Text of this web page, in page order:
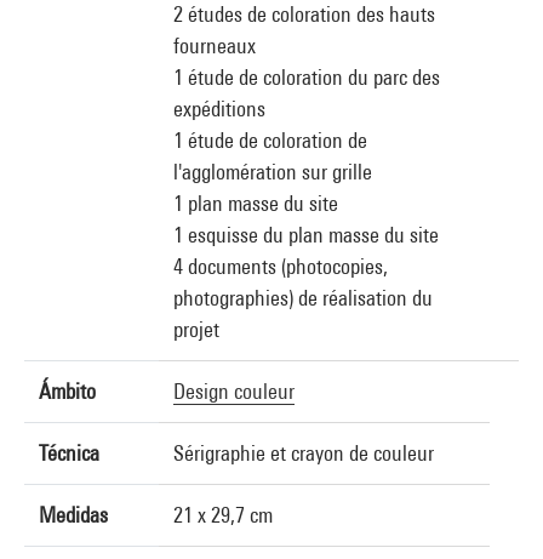
2 études de coloration des hauts
fourneaux
1 étude de coloration du parc des
expéditions
1 étude de coloration de
l'agglomération sur grille
1 plan masse du site
1 esquisse du plan masse du site
4 documents (photocopies,
photographies) de réalisation du
projet
Ámbito Design couleur
Técnica Sérigraphie et crayon de couleur
Medidas 21 x 29,7 cm